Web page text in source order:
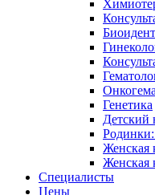
Генетика
Детский
Родинки:
Женская
Женская
Специалисты
Цены